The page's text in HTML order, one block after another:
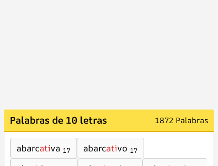
Palabras de 10 letras 1872 Palabras
abarcativa 17 abarcativo 17